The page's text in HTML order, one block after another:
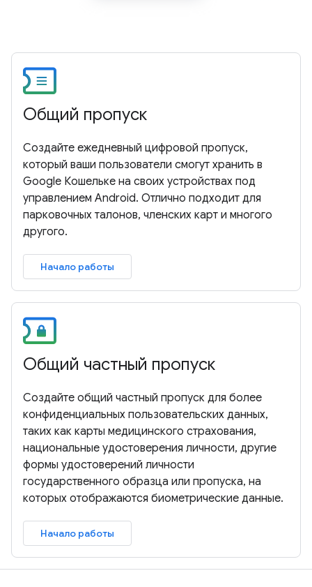
Общий пропуск
Создайте ежедневный цифровой пропуск,
который ваши пользователи смогут хранить в
Google Кошельке на своих устройствах под
управлением Android. Отлично подходит для
парковочных талонов, членских карт и многого
другого.
Начало работы
Общий частный пропуск
Создайте общий частный пропуск для более
конфиденциальных пользовательских данных,
таких как карты медицинского страхования,
национальные удостоверения личности, другие
формы удостоверений личности
государственного образца или пропуска, на
которых отображаются биометрические данные.
Начало работы